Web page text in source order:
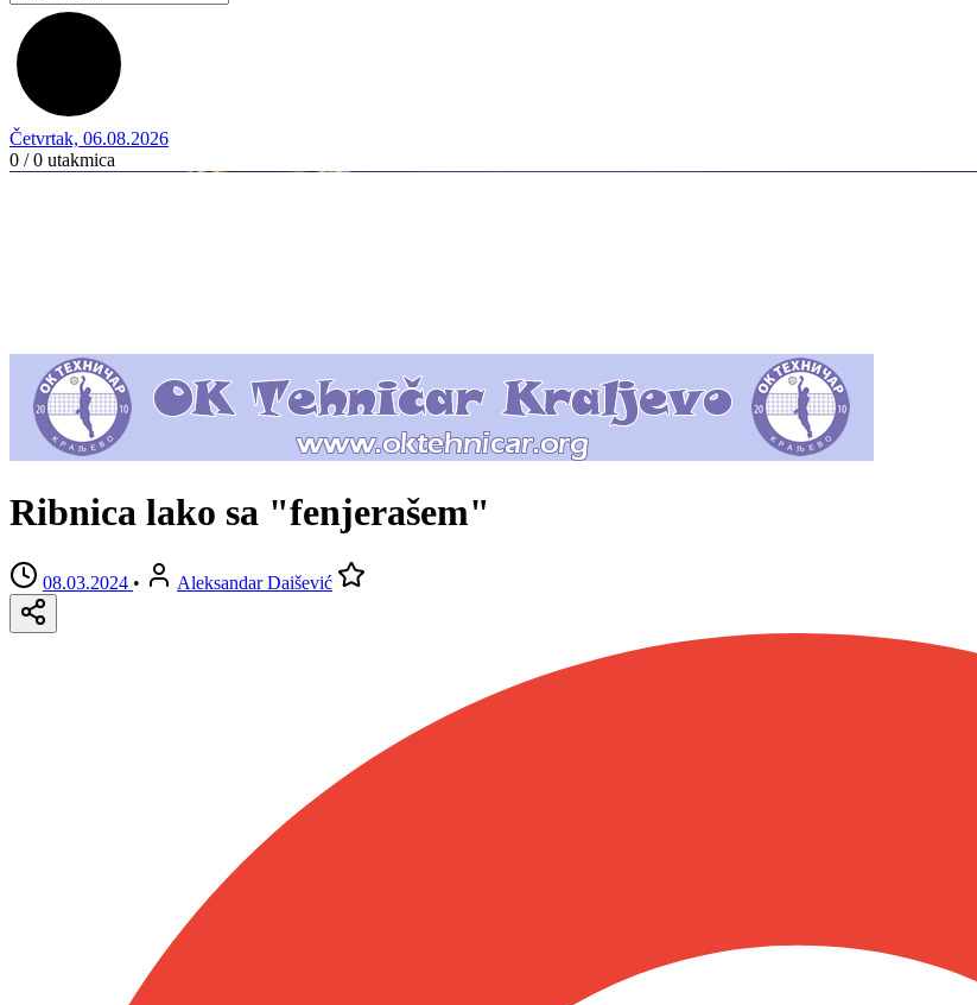
Četvrtak, 06.08.2026
0 / 0 utakmica
Ribnica lako sa "fenjerašem"
08.03.2024 • Aleksandar Daišević